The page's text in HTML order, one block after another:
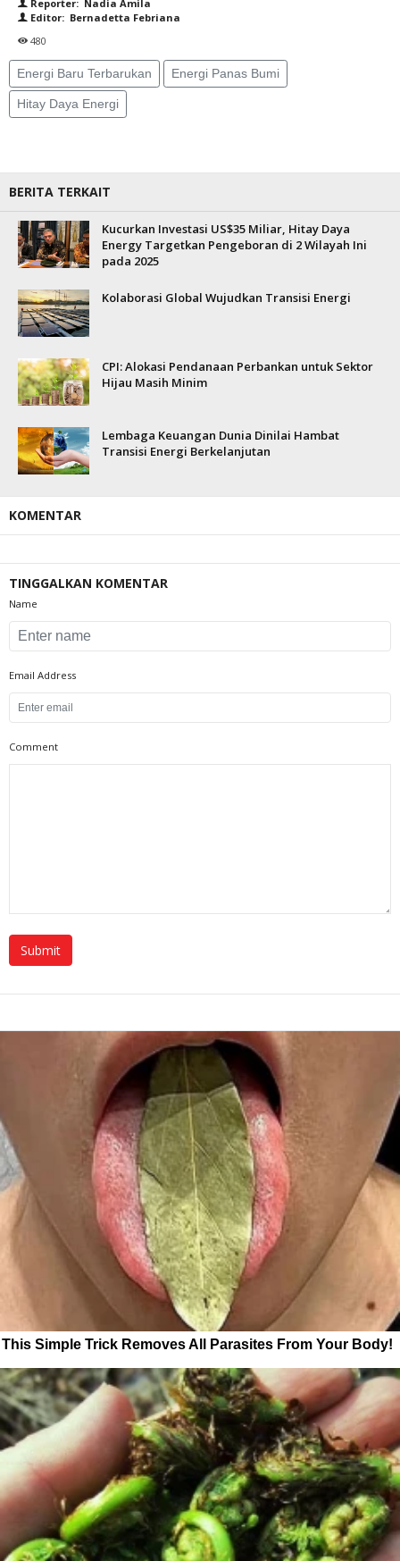
Reporter: Nadia Amila
Editor: Bernadetta Febriana
480
Energi Baru Terbarukan Energi Panas Bumi
Hitay Daya Energi
BERITA TERKAIT
Kucurkan Investasi US$35 Miliar, Hitay Daya
Energy Targetkan Pengeboran di 2 Wilayah Ini
pada 2025
Kolaborasi Global Wujudkan Transisi Energi
CPI: Alokasi Pendanaan Perbankan untuk Sektor
Hijau Masih Minim
Lembaga Keuangan Dunia Dinilai Hambat
Transisi Energi Berkelanjutan
KOMENTAR
TINGGALKAN KOMENTAR
Name
Email Address
Comment
This Simple Trick Removes All Parasites From Your Body!